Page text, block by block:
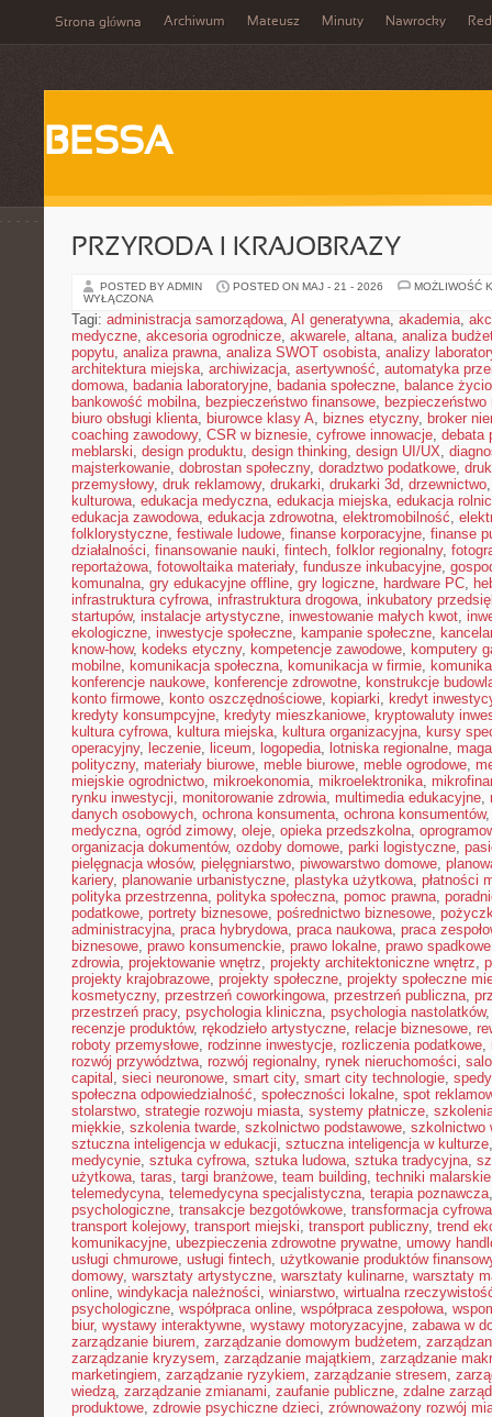
Strona główna Archiwum Mateusz Minuty Nawrocky
BESSA
PRZYRODA I KRAJOBRAZY
POSTED BY ADMIN POSTED ON MAJ - 21 - 2026
MOŻLIWOŚĆ
WYŁĄCZONA
Tagi: administracja samorządowa, AI generatywna, akademia,
medyczne, akcesoria ogrodnicze, akwarele, altana, analiza
popytu, analiza prawna, analiza SWOT osobista, analizy
architektura miejska, archiwizacja, asertywność, automatyka
domowa, badania laboratoryjne, badania społeczne, balance
bankowość mobilna, bezpieczeństwo finansowe, bezpieczeństwo
biuro obsługi klienta, biurowce klasy A, biznes etyczny, broker
coaching zawodowy, CSR w biznesie, cyfrowe innowacje, debata
meblarski, design produktu, design thinking, design UI/UX,
majsterkowanie, dobrostan społeczny, doradztwo podatkowe,
przemysłowy, druk reklamowy, drukarki, drukarki 3d, drzewnictwo
kulturowa, edukacja medyczna, edukacja miejska, edukacja
edukacja zawodowa, edukacja zdrowotna, elektromobilność,
folklorystyczne, festiwale ludowe, finanse korporacyjne, finanse
działalności, finansowanie nauki, fintech, folklor regionalny,
reportażowa, fotowoltaika materiały, fundusze inkubacyjne,
komunalna, gry edukacyjne offline, gry logiczne, hardware PC,
infrastruktura cyfrowa, infrastruktura drogowa, inkubatory
startupów, instalacje artystyczne, inwestowanie małych kwot,
ekologiczne, inwestycje społeczne, kampanie społeczne,
know-how, kodeks etyczny, kompetencje zawodowe, komputery
mobilne, komunikacja społeczna, komunikacja w firmie,
konferencje naukowe, konferencje zdrowotne, konstrukcje
konto firmowe, konto oszczędnościowe, kopiarki, kredyt
kredyty konsumpcyjne, kredyty mieszkaniowe, kryptowaluty
kultura cyfrowa, kultura miejska, kultura organizacyjna, kursy
operacyjny, leczenie, liceum, logopedia, lotniska regionalne,
polityczny, materiały biurowe, meble biurowe, meble ogrodowe,
miejskie ogrodnictwo, mikroekonomia, mikroelektronika,
rynku inwestycji, monitorowanie zdrowia, multimedia edukacyjne,
danych osobowych, ochrona konsumenta, ochrona konsumentów
medyczna, ogród zimowy, oleje, opieka przedszkolna,
organizacja dokumentów, ozdoby domowe, parki logistyczne,
pielęgnacja włosów, pielęgniarstwo, piwowarstwo domowe,
kariery, planowanie urbanistyczne, plastyka użytkowa, płatności
polityka przestrzenna, polityka społeczna, pomoc prawna,
podatkowe, portrety biznesowe, pośrednictwo biznesowe,
administracyjna, praca hybrydowa, praca naukowa, praca
biznesowe, prawo konsumenckie, prawo lokalne, prawo spadkowe
zdrowia, projektowanie wnętrz, projekty architektoniczne wnętrz,
projekty krajobrazowe, projekty społeczne, projekty społeczne
kosmetyczny, przestrzeń coworkingowa, przestrzeń publiczna,
przestrzeń pracy, psychologia kliniczna, psychologia nastolatków
recenzje produktów, rękodzieło artystyczne, relacje biznesowe,
roboty przemysłowe, rodzinne inwestycje, rozliczenia podatkowe,
rozwój przywództwa, rozwój regionalny, rynek nieruchomości,
capital , sieci neuronowe, smart city, smart city technologie,
społeczna odpowiedzialność, społeczności lokalne, spot
stolarstwo, strategie rozwoju miasta, systemy płatnicze,
miękkie, szkolenia twarde, szkolnictwo podstawowe, szkolnictwo
sztuczna inteligencja w edukacji, sztuczna inteligencja w kulturze
medycynie, sztuka cyfrowa, sztuka ludowa, sztuka tradycyjna,
użytkowa, taras, targi branżowe, team building, techniki malarskie
telemedycyna, telemedycyna specjalistyczna, terapia poznawcza
psychologiczne, transakcje bezgotówkowe, transformacja cyfrowa
transport kolejowy, transport miejski, transport publiczny, trend
komunikacyjne, ubezpieczenia zdrowotne prywatne, umowy
usługi chmurowe, usługi fintech, użytkowanie produktów
domowy, warsztaty artystyczne, warsztaty kulinarne, warsztaty
online, windykacja należności, winiarstwo, wirtualna
psychologiczne, współpraca online, współpraca zespołowa,
biur, wystawy interaktywne, wystawy motoryzacyjne, zabawa w
zarządzanie biurem, zarządzanie domowym budżetem,
zarządzanie kryzysem, zarządzanie majątkiem, zarządzanie
marketingiem, zarządzanie ryzykiem, zarządzanie stresem,
wiedzą, zarządzanie zmianami, zaufanie publiczne, zdalne
produktowe, zdrowie psychiczne dzieci, zrównoważony rozwój